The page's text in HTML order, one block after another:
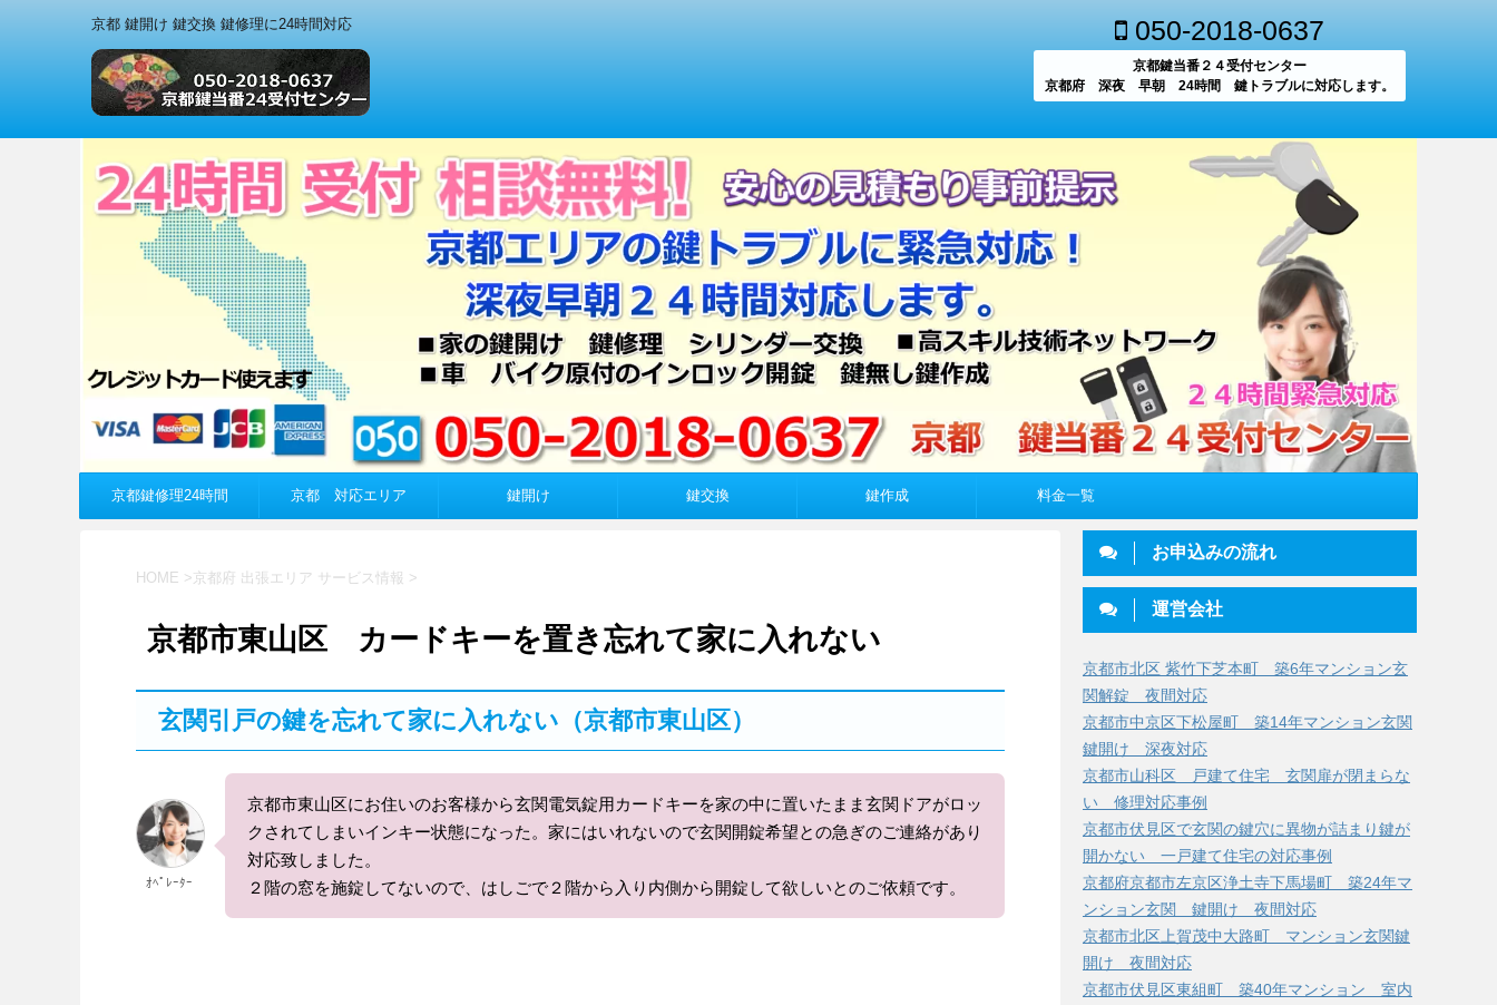
京都 鍵開け 鍵交換 鍵修理に24時間対応 050-2018-0637
京都鍵当番２４受付センター
京都府 深夜 早朝 24時間 鍵トラブルに対応します。
京都鍵修理24時間 京都 対応エリア 鍵開け 鍵交換 鍵作成 料金一覧
HOME >京都府 出張エリア サービス情報 >
京都市東山区 カードキーを置き忘れて家に入れない
玄関引戸の鍵を忘れて家に入れない（京都市東山区）
ｵﾍﾟﾚｰﾀｰ
京都市東山区にお住いのお客様から玄関電気錠用カードキーを家の中に置いたまま玄関ドアがロッ
クされてしまいインキー状態になった。家にはいれないので玄関開錠希望との急ぎのご連絡があり
対応致しました。
２階の窓を施錠してないので、はしごで２階から入り内側から開錠して欲しいとのご依頼です。
お申込みの流れ
運営会社
京都市北区 紫竹下芝本町 築6年マンション玄
関解錠 夜間対応
京都市中京区下松屋町 築14年マンション玄関
鍵開け 深夜対応
京都市山科区 戸建て住宅 玄関扉が閉まらな
い 修理対応事例
京都市伏見区で玄関の鍵穴に異物が詰まり鍵が
開かない 一戸建て住宅の対応事例
京都府京都市左京区浄土寺下馬場町 築24年マ
ンション玄関 鍵開け 夜間対応
京都市北区上賀茂中大路町 マンション玄関鍵
開け 夜間対応
京都市伏見区東組町 築40年マンション 室内